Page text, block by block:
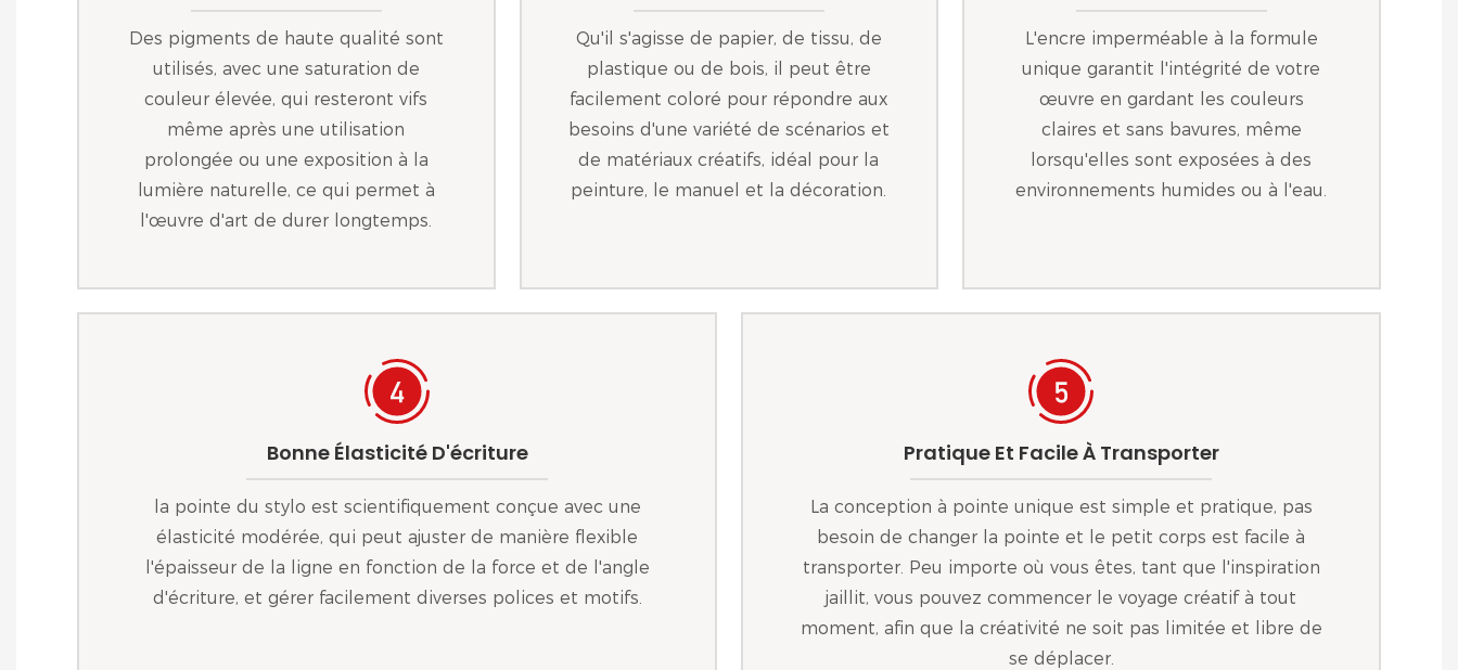
Des pigments de haute qualité sont
utilisés, avec une saturation de
couleur élevée, qui resteront vifs
même après une utilisation
prolongée ou une exposition à la
lumière naturelle, ce qui permet à
l'œuvre d'art de durer longtemps.
Qu'il s'agisse de papier, de tissu, de
plastique ou de bois, il peut être
facilement coloré pour répondre aux
besoins d'une variété de scénarios et
de matériaux créatifs, idéal pour la
peinture, le manuel et la décoration.
L'encre imperméable à la formule
unique garantit l'intégrité de votre
œuvre en gardant les couleurs
claires et sans bavures, même
lorsqu'elles sont exposées à des
environnements humides ou à l'eau.
Bonne Élasticité D'écriture
la pointe du stylo est scientifiquement conçue avec une
élasticité modérée, qui peut ajuster de manière flexible
l'épaisseur de la ligne en fonction de la force et de l'angle
d'écriture, et gérer facilement diverses polices et motifs.
Pratique Et Facile À Transporter
La conception à pointe unique est simple et pratique, pas
besoin de changer la pointe et le petit corps est facile à
transporter. Peu importe où vous êtes, tant que l'inspiration
jaillit, vous pouvez commencer le voyage créatif à tout
moment, afin que la créativité ne soit pas limitée et libre de
se déplacer.